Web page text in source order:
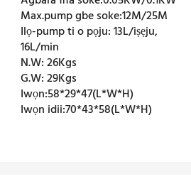
Max.pump gbe soke:12M/25M
Ilọ-pump ti o pọju:13L/iṣẹju,
16L/min
N.W:26Kgs
G.W:29Kgs
Iwọn:58*29*47(L*W*H)
Iwọn idii:70*43*58(L*W*H)